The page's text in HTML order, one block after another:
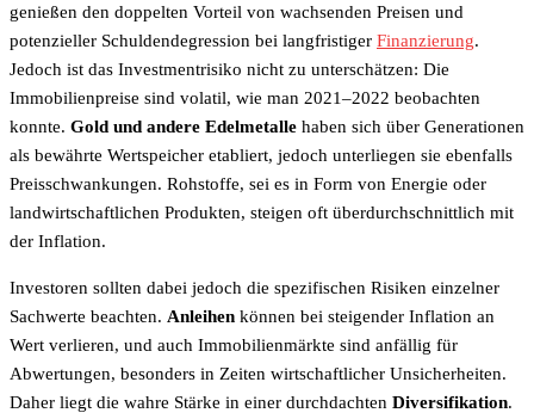
genießen den doppelten Vorteil von wachsenden Preisen und
potenzieller Schuldendegression bei langfristiger Finanzierung.
Jedoch ist das Investmentrisiko nicht zu unterschätzen: Die
Immobilienpreise sind volatil, wie man 2021–2022 beobachten
konnte. Gold und andere Edelmetalle haben sich über Generationen
als bewährte Wertspeicher etabliert, jedoch unterliegen sie ebenfalls
Preisschwankungen. Rohstoffe, sei es in Form von Energie oder
landwirtschaftlichen Produkten, steigen oft überdurchschnittlich mit
der Inflation.
Investoren sollten dabei jedoch die spezifischen Risiken einzelner
Sachwerte beachten. Anleihen können bei steigender Inflation an
Wert verlieren, und auch Immobilienmärkte sind anfällig für
Abwertungen, besonders in Zeiten wirtschaftlicher Unsicherheiten.
Daher liegt die wahre Stärke in einer durchdachten Diversifikation.